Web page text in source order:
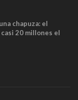
chapuza: el
20 millones el
cabían por los